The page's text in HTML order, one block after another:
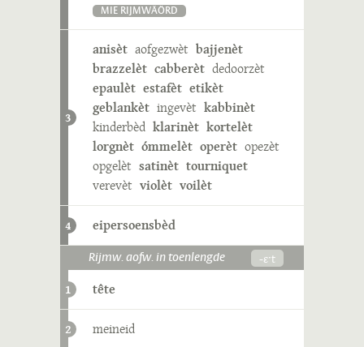
MIE RIJMWÄÖRD
3
anisèt aofgezwèt bajjenèt
brazzelèt cabberèt dedoorzèt
epaulèt estafèt etikèt
geblankèt ingevèt kabbinèt
kinderbèd klarinèt kortelèt
lorgnèt ómmelèt operèt opezèt
opgelèt satinèt tourniquet
verevèt violèt voilèt
4 eipersoensbèd
Rijmw. aofw. in toenlengde -ɛˑt
1 tête
2 meineid